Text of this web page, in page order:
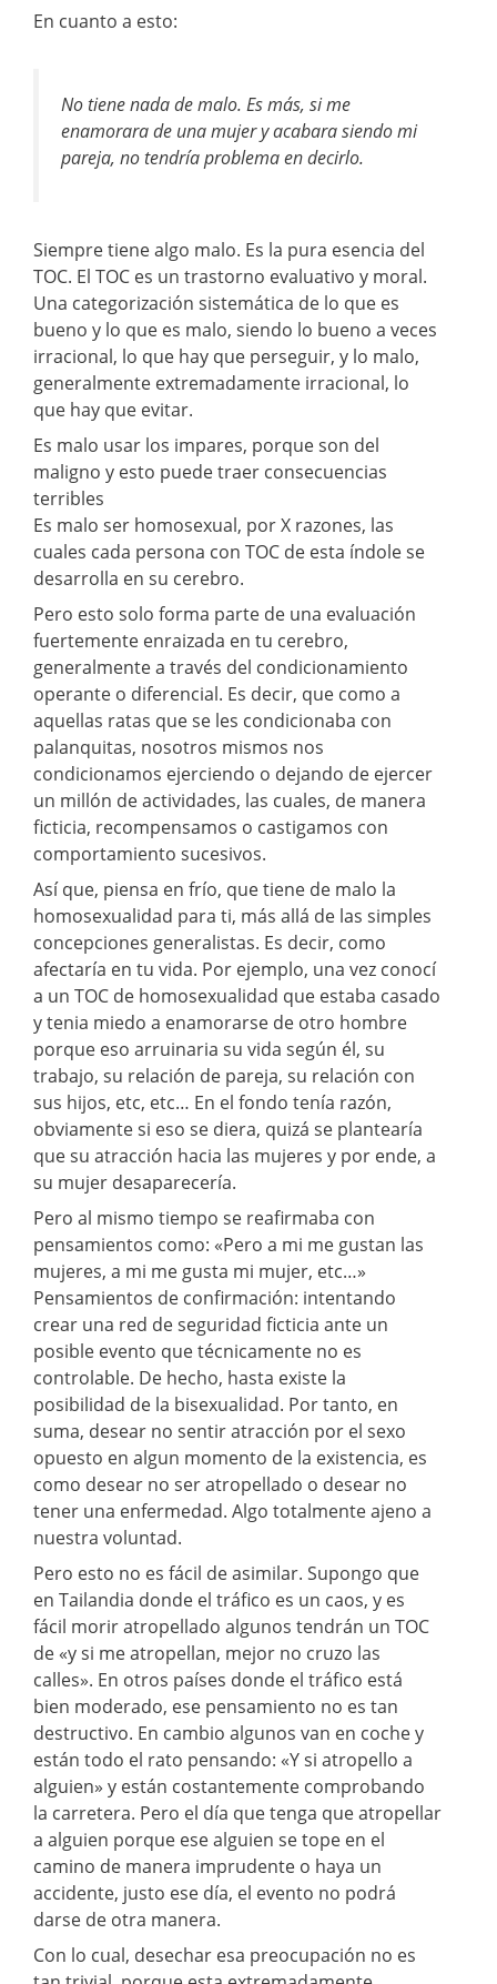
En cuanto a esto:
No tiene nada de malo. Es más, si me
enamorara de una mujer y acabara siendo mi
pareja, no tendría problema en decirlo.
Siempre tiene algo malo. Es la pura esencia del
TOC. El TOC es un trastorno evaluativo y moral.
Una categorización sistemática de lo que es
bueno y lo que es malo, siendo lo bueno a veces
irracional, lo que hay que perseguir, y lo malo,
generalmente extremadamente irracional, lo
que hay que evitar.
Es malo usar los impares, porque son del
maligno y esto puede traer consecuencias
terribles
Es malo ser homosexual, por X razones, las
cuales cada persona con TOC de esta índole se
desarrolla en su cerebro.
Pero esto solo forma parte de una evaluación
fuertemente enraizada en tu cerebro,
generalmente a través del condicionamiento
operante o diferencial. Es decir, que como a
aquellas ratas que se les condicionaba con
palanquitas, nosotros mismos nos
condicionamos ejerciendo o dejando de ejercer
un millón de actividades, las cuales, de manera
ficticia, recompensamos o castigamos con
comportamiento sucesivos.
Así que, piensa en frío, que tiene de malo la
homosexualidad para ti, más allá de las simples
concepciones generalistas. Es decir, como
afectaría en tu vida. Por ejemplo, una vez conocí
a un TOC de homosexualidad que estaba casado
y tenia miedo a enamorarse de otro hombre
porque eso arruinaria su vida según él, su
trabajo, su relación de pareja, su relación con
sus hijos, etc, etc… En el fondo tenía razón,
obviamente si eso se diera, quizá se plantearía
que su atracción hacia las mujeres y por ende, a
su mujer desaparecería.
Pero al mismo tiempo se reafirmaba con
pensamientos como: «Pero a mi me gustan las
mujeres, a mi me gusta mi mujer, etc…»
Pensamientos de confirmación: intentando
crear una red de seguridad ficticia ante un
posible evento que técnicamente no es
controlable. De hecho, hasta existe la
posibilidad de la bisexualidad. Por tanto, en
suma, desear no sentir atracción por el sexo
opuesto en algun momento de la existencia, es
como desear no ser atropellado o desear no
tener una enfermedad. Algo totalmente ajeno a
nuestra voluntad.
Pero esto no es fácil de asimilar. Supongo que
en Tailandia donde el tráfico es un caos, y es
fácil morir atropellado algunos tendrán un TOC
de «y si me atropellan, mejor no cruzo las
calles». En otros países donde el tráfico está
bien moderado, ese pensamiento no es tan
destructivo. En cambio algunos van en coche y
están todo el rato pensando: «Y si atropello a
alguien» y están costantemente comprobando
la carretera. Pero el día que tenga que atropellar
a alguien porque ese alguien se tope en el
camino de manera imprudente o haya un
accidente, justo ese día, el evento no podrá
darse de otra manera.
Con lo cual, desechar esa preocupación no es